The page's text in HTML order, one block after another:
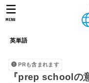
英単語
MENU
PRも含まれます
『prep schoolの